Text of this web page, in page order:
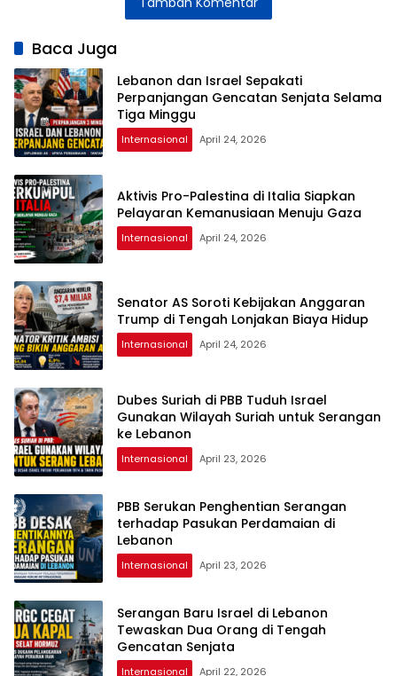
Perdamaian di
Lebanon
Baca Juga
Lebanon dan Israel Sepakati
Perpanjangan Gencatan Senjata Selama
Tiga Minggu
Internasional April 24, 2026
Aktivis Pro-Palestina di Italia Siapkan
Pelayaran Kemanusiaan Menuju Gaza
Internasional April 24, 2026
Senator AS Soroti Kebijakan Anggaran
Trump di Tengah Lonjakan Biaya Hidup
Internasional April 24, 2026
Dubes Suriah di PBB Tuduh Israel
Gunakan Wilayah Suriah untuk Serangan
ke Lebanon
Internasional April 23, 2026
PBB Serukan Penghentian Serangan
terhadap Pasukan Perdamaian di
Lebanon
Internasional April 23, 2026
Serangan Baru Israel di Lebanon
Tewaskan Dua Orang di Tengah
Gencatan Senjata
Internasional April 22, 2026